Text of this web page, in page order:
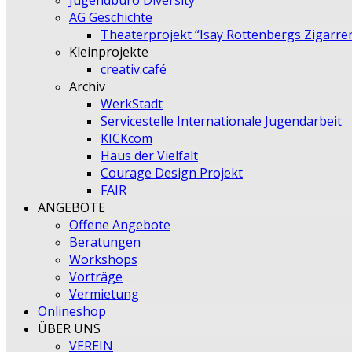
AG Geschichte
Theaterprojekt “Isay Rottenbergs
Kleinprojekte
creativ.café
Archiv
WerkStadt
Servicestelle Internationale Jugendarbeit
KICKcom
Haus der Vielfalt
Courage Design Projekt
FAIR
ANGEBOTE
Offene Angebote
Beratungen
Workshops
Vorträge
Vermietung
Onlineshop
ÜBER UNS
VEREIN